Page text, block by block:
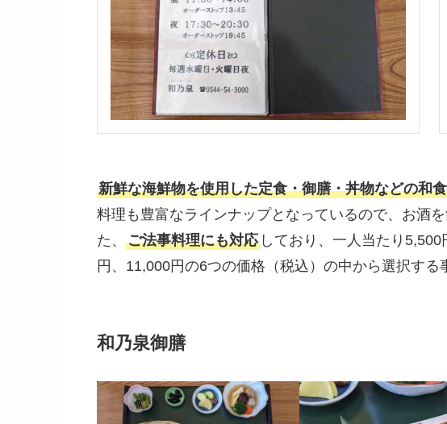
新鮮な海鮮物を使用した定食・御膳・丼物などの和
料理も豊富なラインナップとなっているので、お酒
た、 ご法事料理にも対応 しており、一人当たり
円、11,000円の6つの価格（税込）の中から選択する
和乃泉御膳